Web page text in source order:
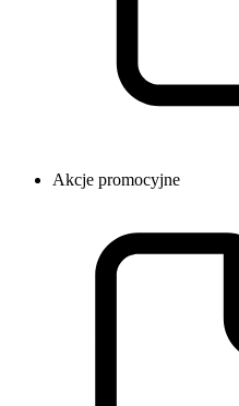
Akcje promocyjne